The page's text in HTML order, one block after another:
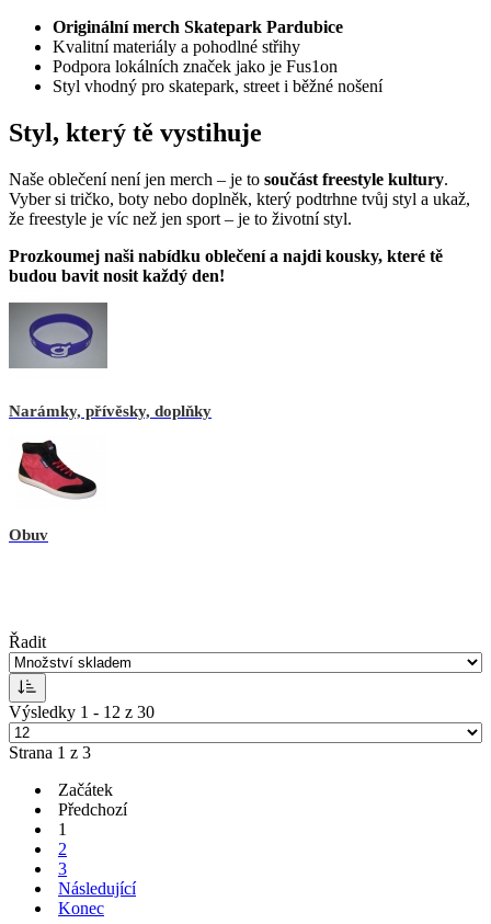
Originální merch Skatepark Pardubice
Kvalitní materiály a pohodlné střihy
Podpora lokálních značek jako je Fus1on
Styl vhodný pro skatepark, street i běžné nošení
Styl, který tě vystihuje
Naše oblečení není jen merch – je to součást freestyle kultury.
Vyber si tričko, boty nebo doplněk, který podtrhne tvůj styl a ukaž,
že freestyle je víc než jen sport – je to životní styl.
Prozkoumej naši nabídku oblečení a najdi kousky, které tě
budou bavit nosit každý den!
Narámky, přívěsky, doplňky
Obuv
Řadit
Výsledky 1 - 12 z 30
Strana 1 z 3
Začátek
Předchozí
1
2
3
Následující
Konec